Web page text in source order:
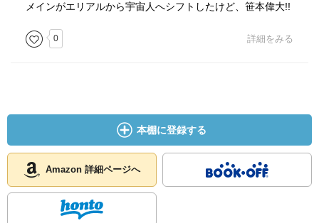
メインがエリアルから宇宙人へシフトしたけど、笹本偉大!!
0 詳細をみる
本棚に登録する
Amazon 詳細ページへ